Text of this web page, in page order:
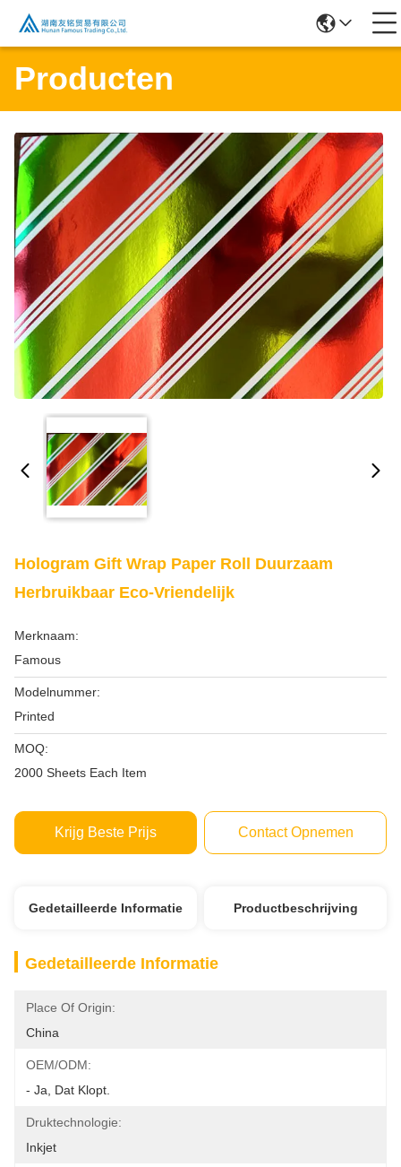
Producten
Hologram Gift Wrap Paper Roll Duurzaam
Herbruikbaar Eco-Vriendelijk
Merknaam:
Famous
Modelnummer:
Printed
MOQ:
2000 Sheets Each Item
Krijg Beste Prijs Contact Opnemen
Gedetailleerde Informatie Productbeschrijving
Gedetailleerde Informatie
Place Of Origin:
China
OEM/ODM:
- Ja, Dat Klopt.
Druktechnologie:
Inkjet